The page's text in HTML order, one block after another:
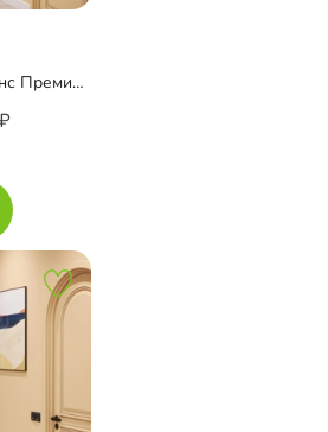
Мини-прихожая Салленс Премиум торцевая с антресолью